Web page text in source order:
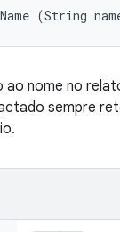
(String
ao nome no
sempre